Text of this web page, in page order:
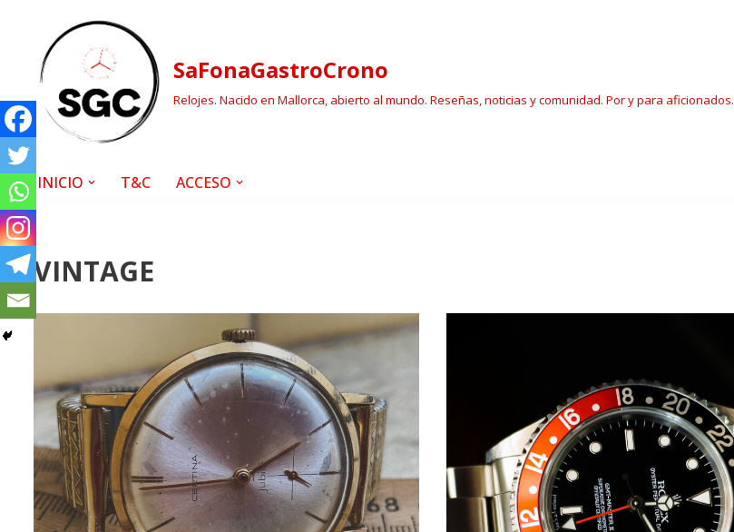
Saltar
contenido
SaFonaGastroCrono
Relojes. Nacido en Mallorca, abierto al mundo. Reseñas, noticias y comunidad. Por y para aficionados.
INICIO T&C ACCESO
VINTAGE